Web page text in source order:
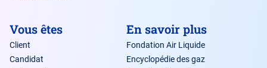
Vous êtes
Client
Candidat
En savoir plus
Fondation Air Liquide
Encyclopédie des gaz